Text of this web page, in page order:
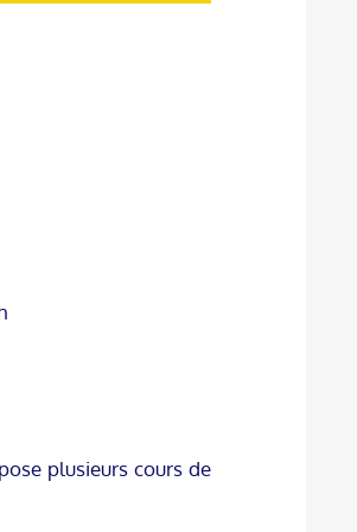
plusieurs cours de